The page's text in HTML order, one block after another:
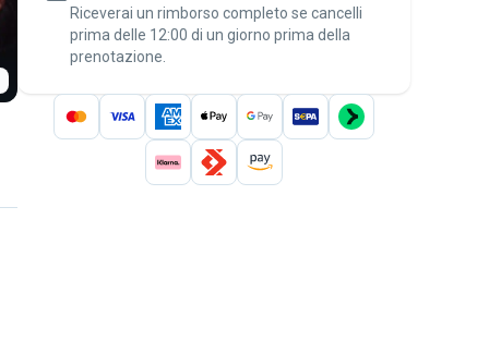
pagamento - per attivare laGaranzia
Pawshake.
Riceverai un rimborso completo se cancelli
prima delle 12:00 di un giorno prima della
prenotazione.